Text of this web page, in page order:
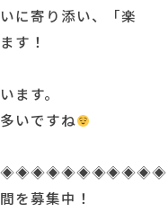
に寄り添い、「楽
す！
ます。
いですね
を募集中！